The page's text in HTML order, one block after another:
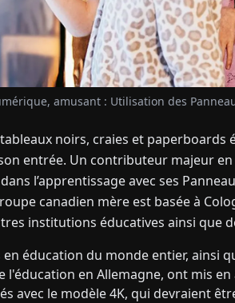
amusant : Utilisation des
noirs, craies et
entrée. Un contributeur majeur en
l’apprentissage avec ses
canadien mère est basée à
institutions éducatives ainsi que
éducation du monde entier, ainsi
l'éducation en Allemagne, ont mis
avec le modèle 4K, qui devraient